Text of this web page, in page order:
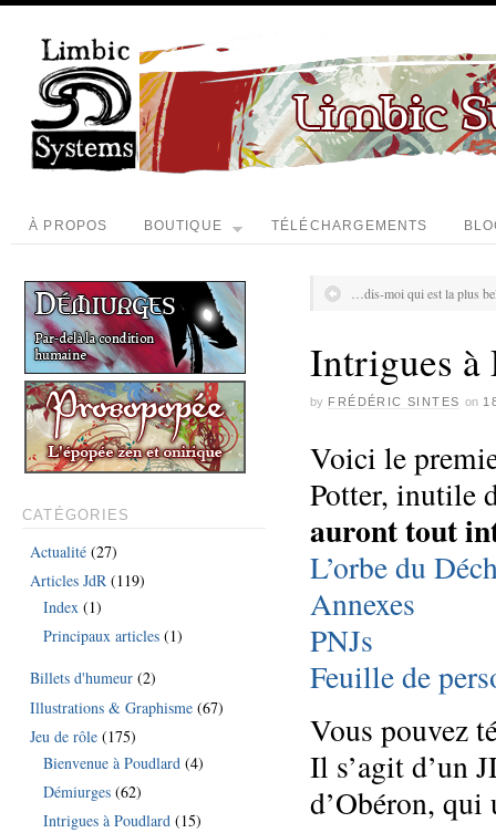
À PROPOS BOUTIQUE TÉLÉCHARGEMENTS
…dis-moi qui est la plus
Intrigues à
by FRÉDÉRIC SINTES on
Voici le
Potter, inutile
auront tout
L’orbe du
Annexes
PNJs
Feuille de
Vous pouvez
Il s’agit d’un
d’Obéron,
CATÉGORIES
Actualité (27)
Articles JdR (119)
Index (1)
Principaux articles (1)
Billets d'humeur (2)
Illustrations & Graphisme (67)
Jeu de rôle (175)
Bienvenue à Poudlard (4)
Démiurges (62)
Intrigues à Poudlard (15)